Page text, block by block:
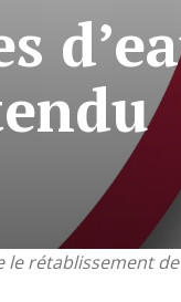
le rétablissement